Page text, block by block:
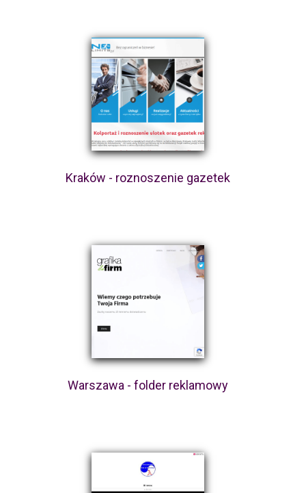
Kraków - roznoszenie gazetek
Warszawa - folder reklamowy